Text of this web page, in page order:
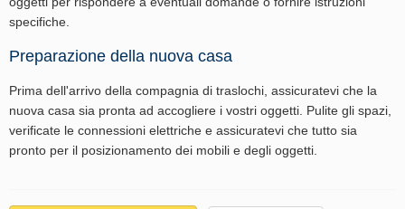
specifiche.
Preparazione della nuova casa
Prima dell'arrivo della compagnia di traslochi, assicuratevi che la
nuova casa sia pronta ad accogliere i vostri oggetti. Pulite gli spazi,
verificate le connessioni elettriche e assicuratevi che tutto sia
pronto per il posizionamento dei mobili e degli oggetti.